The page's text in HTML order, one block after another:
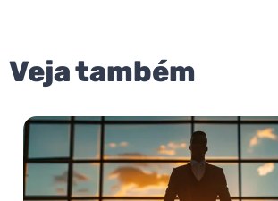
Veja também